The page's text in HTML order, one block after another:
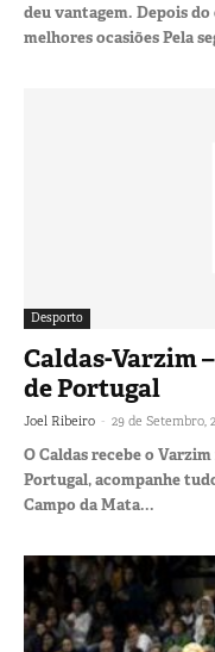
deu vantagem. Depois
melhores ocasiões Pela
Desporto
Caldas-Varzim
de Portugal
Joel Ribeiro - 29 de Setembro,
O Caldas recebe o
Portugal, acompanhe
Campo da Mata...